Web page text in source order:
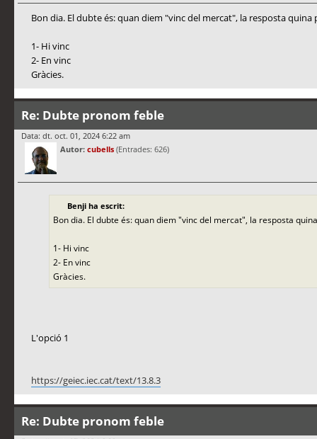
Bon dia. El dubte és: quan diem "vinc del mercat", la resposta quina
1- Hi vinc
2- En vinc
Gràcies.
Re: Dubte pronom feble
Data: dt. oct. 01, 2024 6:22 am
Autor: cubells (Entrades: 626)
Benji ha escrit:
Bon dia. El dubte és: quan diem "vinc del mercat", la resposta
1- Hi vinc
2- En vinc
Gràcies.
L'opció 1
https://geiec.iec.cat/text/13.8.3
Re: Dubte pronom feble